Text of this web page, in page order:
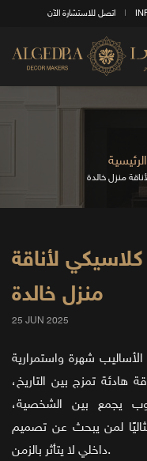
اتصل للاستشارة الآن
منزل خالدة
لأناقة
منزل خالدة
25 JUN 2025
شهرة واستمرارية
هادئة تمزج بين التاريخ،
يجمع بين الشخصية،
لمن يبحث عن تصميم
داخلي لا يتأثر بالزمن.